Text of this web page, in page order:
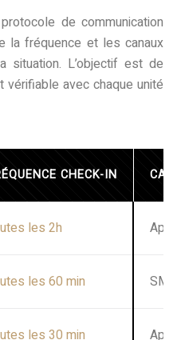
de communication
la fréquence et les canaux
L’objectif est de
vérifiable avec chaque unité
CHECK-IN
les 2h
les 60 min
les 30 min